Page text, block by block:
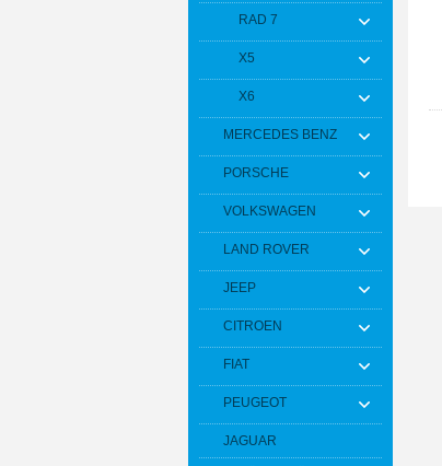
RAD 7
X5
X6
MERCEDES BENZ
PORSCHE
VOLKSWAGEN
LAND ROVER
JEEP
CITROEN
FIAT
PEUGEOT
JAGUAR